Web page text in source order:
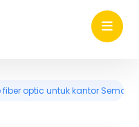
optic untuk kantor